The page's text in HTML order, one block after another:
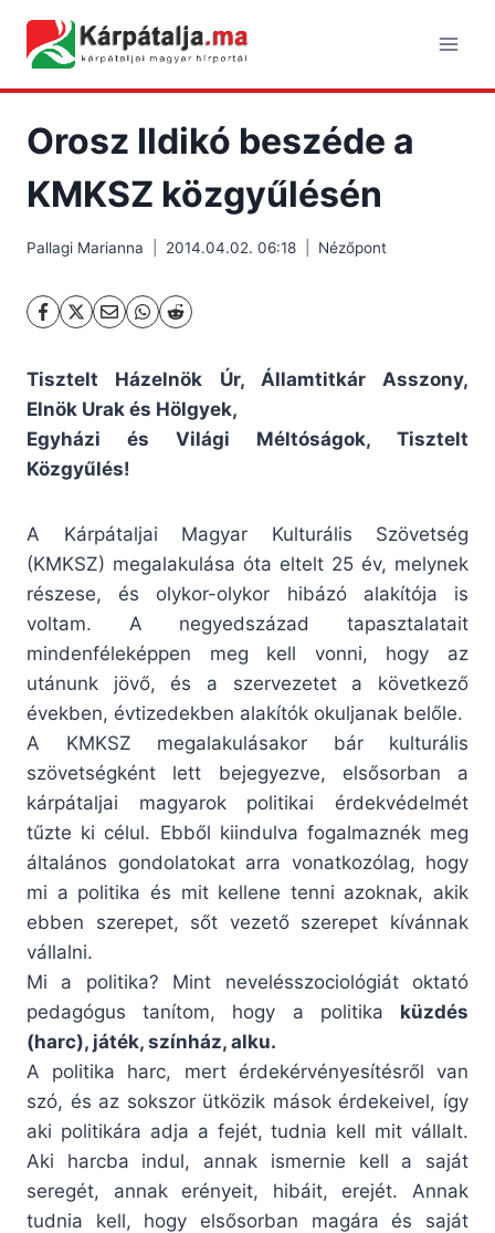
content
Orosz Ildikó beszéde a
KMKSZ közgyűlésén
Pallagi Marianna 2014.04.02. 06:18 Nézőpont
Tisztelt Házelnök Úr, Államtitkár Asszony,
Elnök Urak és Hölgyek,
Egyházi és Világi Méltóságok, Tisztelt
Közgyűlés!
A Kárpátaljai Magyar Kulturális Szövetség
(KMKSZ) megalakulása óta eltelt 25 év, melynek
részese, és olykor-olykor hibázó alakítója is
voltam. A negyedszázad tapasztalatait
mindenféleképpen meg kell vonni, hogy az
utánunk jövő, és a szervezetet a következő
években, évtizedekben alakítók okuljanak belőle.
A KMKSZ megalakulásakor bár kulturális
szövetségként lett bejegyezve, elsősorban a
kárpátaljai magyarok politikai érdekvédelmét
tűzte ki célul. Ebből kiindulva fogalmaznék meg
általános gondolatokat arra vonatkozólag, hogy
mi a politika és mit kellene tenni azoknak, akik
ebben szerepet, sőt vezető szerepet kívánnak
vállalni.
Mi a politika? Mint nevelésszociológiát oktató
pedagógus tanítom, hogy a politika küzdés
(harc), játék, színház, alku.
A politika harc, mert érdekérvényesítésről van
szó, és az sokszor ütközik mások érdekeivel, így
aki politikára adja a fejét, tudnia kell mit vállalt.
Aki harcba indul, annak ismernie kell a saját
seregét, annak erényeit, hibáit, erejét. Annak
tudnia kell, hogy elsősorban magára és saját